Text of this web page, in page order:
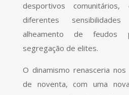
desportivos
diferentes
alheamento de feudos
segregação de elites.
O dinamismo renasceria
de noventa, com uma